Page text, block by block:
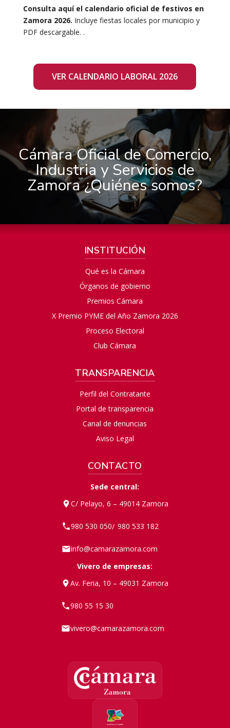
Consulta aquí el calendario oficial de festivos en
Zamora 2026. Incluye fiestas locales por municipio y
PDF descargable. .
VER CALENDARIO LABORAL 2026
Cámara Oficial de Comercio,
Industria y Servicios de
Zamora ¿Quiénes somos?
INSTITUCIÓN
Qué es la Cámara
Órganos de gobierno
Premios Cámara
X Premio PYME del Año Zamora 2026
Proceso Electoral
Club Cámara
TRANSPARENCIA
Perfil del Contratante
Portal de transparencia
Canal de denuncias
Aviso Legal
CONTACTO
Sede central:
C/ Pelayo, 6 – 49014 Zamora
980 530 050/ 980 533 182
info@camarazamora.com
Vivero de empresas:
Av. Feria, 10 – 49031 Zamora
980 55 15 30
vivero@camarazamora.com